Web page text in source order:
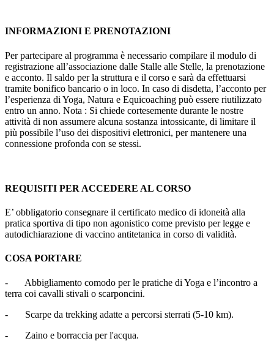
INFORMAZIONI E PRENOTAZIONI
Per partecipare al programma è necessario compilare il modulo di
registrazione all’associazione dalle Stalle alle Stelle, la prenotazione
e acconto. Il saldo per la struttura e il corso e sarà da effettuarsi
tramite bonifico bancario o in loco. In caso di disdetta, l’acconto per
l’esperienza di Yoga, Natura e Equicoaching può essere riutilizzato
entro un anno. Nota : Si chiede cortesemente durante le nostre
attività di non assumere alcuna sostanza intossicante, di limitare il
più possibile l’uso dei dispositivi elettronici, per mantenere una
connessione profonda con se stessi.
REQUISITI PER ACCEDERE AL CORSO
E’ obbligatorio consegnare il certificato medico di idoneità alla
pratica sportiva di tipo non agonistico come previsto per legge e
autodichiarazione di vaccino antitetanica in corso di validità.
COSA PORTARE
- Abbigliamento comodo per le pratiche di Yoga e l’incontro a
terra coi cavalli stivali o scarponcini.
- Scarpe da trekking adatte a percorsi sterrati (5-10 km).
- Zaino e borraccia per l'acqua.